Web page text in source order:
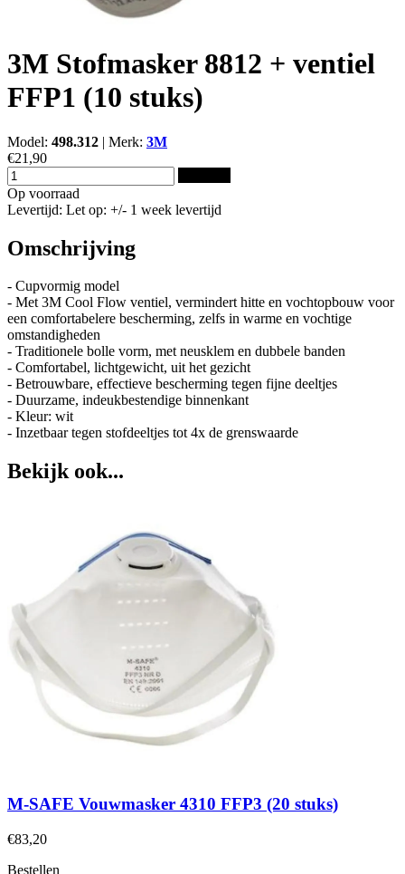
3M Stofmasker 8812 + ventiel
FFP1 (10 stuks)
Model: 498.312 | Merk: 3M
€21,90
Op voorraad
Levertijd: Let op: +/- 1 week levertijd
Omschrijving
- Cupvormig model
- Met 3M Cool Flow ventiel, vermindert hitte en vochtopbouw voor
een comfortabelere bescherming, zelfs in warme en vochtige
omstandigheden
- Traditionele bolle vorm, met neusklem en dubbele banden
- Comfortabel, lichtgewicht, uit het gezicht
- Betrouwbare, effectieve bescherming tegen fijne deeltjes
- Duurzame, indeukbestendige binnenkant
- Kleur: wit
- Inzetbaar tegen stofdeeltjes tot 4x de grenswaarde
Bekijk ook...
M-SAFE Vouwmasker 4310 FFP3 (20 stuks)
€83,20
Bestellen